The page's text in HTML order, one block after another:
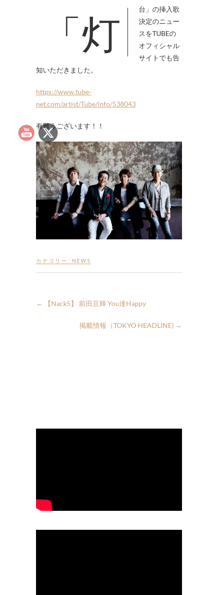
「灯台」の挿入歌
決定のニュー
スをTUBEの
オフィシャル
サイトでも告
知いただきました。
https://www.tube-
net.com/artist/Tube/info/538043
有難うございます！！
カテゴリー: NEWS
← 【Nack5】 前田亘輝 You達Happy
掲載情報（TOKYO HEADLINE) →